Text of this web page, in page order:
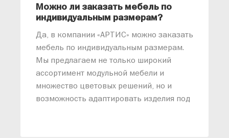
Можно ли заказать мебель по
индивидуальным размерам?
Да, в компании «АРТИС» можно заказать
мебель по индивидуальным размерам.
Мы предлагаем не только широкий
ассортимент модульной мебели и
множество цветовых решений, но и
возможность адаптировать изделия под